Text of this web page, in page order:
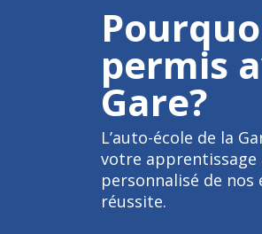
permis
Gare?
L’auto-école de la
votre apprentissage
personnalisé de nos
réussite.